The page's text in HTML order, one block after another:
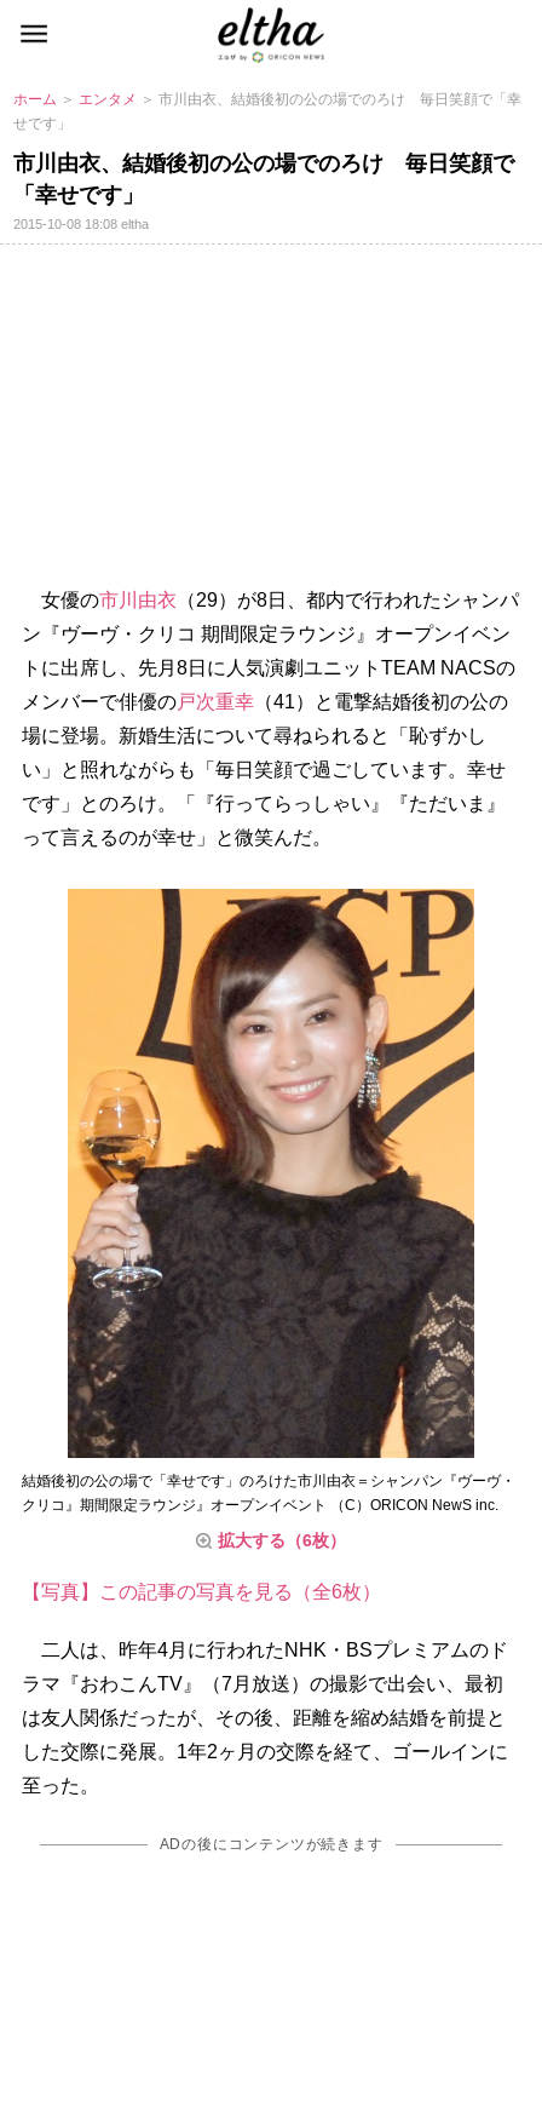
ホーム ＞ エンタメ ＞ 市川由衣、結婚後初の公の場でのろけ 毎日笑顔で「幸
せです」
市川由衣、結婚後初の公の場でのろけ 毎日笑顔で
「幸せです」
2015-10-08 18:08eltha
女優の市川由衣 （29）が8日、都内で行われたシャンパ
ン『ヴーヴ・クリコ 期間限定ラウンジ』オープンイベン
トに出席し、先月8日に人気演劇ユニットTEAM NACSの
メンバーで俳優の戸次重幸（41）と電撃結婚後初の公の
場に登場。新婚生活について尋ねられると「恥ずかし
い」と照れながらも「毎日笑顔で過ごしています。幸せ
です」とのろけ。「『行ってらっしゃい』『ただいま』
って言えるのが幸せ」と微笑んだ。
結婚後初の公の場で「幸せです」のろけた市川由衣＝シャンパン『ヴーヴ・
クリコ』期間限定ラウンジ』オープンイベント （C）ORICON NewS inc.
拡大する（6枚）
【写真】この記事の写真を見る（全6枚）
二人は、昨年4月に行われたNHK・BSプレミアムのド
ラマ『おわこんTV』（7月放送）の撮影で出会い、最初
は友人関係だったが、その後、距離を縮め結婚を前提と
した交際に発展。1年2ヶ月の交際を経て、ゴールインに
至った。
ADの後にコンテンツが続きます